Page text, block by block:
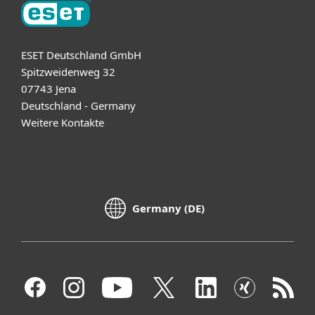
ESET Deutschland GmbH
Spitzweidenweg 32
07743 Jena
Deutschland - Germany
Weitere Kontakte
Germany (DE)